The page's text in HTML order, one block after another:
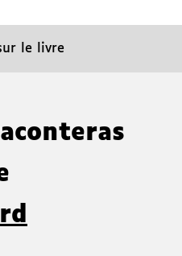
le livre